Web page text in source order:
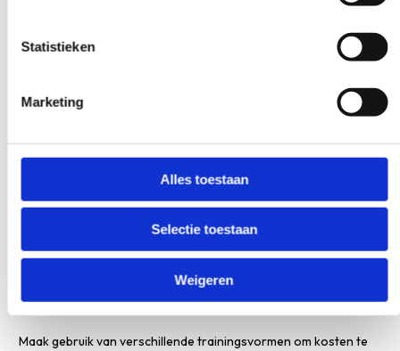
Statistieken
Marketing
Alles toestaan
Selectie toestaan
Weigeren
Scholingskosten spreiden doe je door meerjarenplannen,
gefaseerde implementatie en interne kennisdeling. Plan 60%
specialisaties. Combineer verschillende trainingsvormen en laat
investering te maximaliseren.
Effectieve strategieën voor budgetbeheer:
Meerjarenplanning: spreid grote investeringen over 2-3
Gefaseerde implementatie per afdeling of specialisme
Interne trainingen door recent geschoolde collega’s
Combinatie van online modules en praktijkdagen
Maak gebruik van verschillende trainingsvormen om kosten te